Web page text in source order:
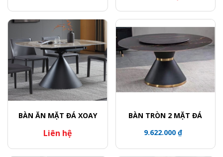
BÀN ĂN MẶT ĐÁ XOAY
Liên hệ
BÀN TRÒN 2 MẶT ĐÁ
9.622.000 ₫